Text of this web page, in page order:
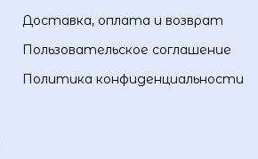
Доставка, оплата и возврат
Пользовательское соглашение
Политика конфиденциальности